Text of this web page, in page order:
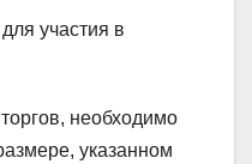
участия в
необходимо
указанном